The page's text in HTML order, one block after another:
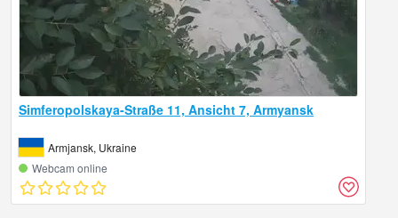
Simferopolskaya-Straße 11, Ansicht 7, Armyansk
Armjansk, Ukraine
Webcam online